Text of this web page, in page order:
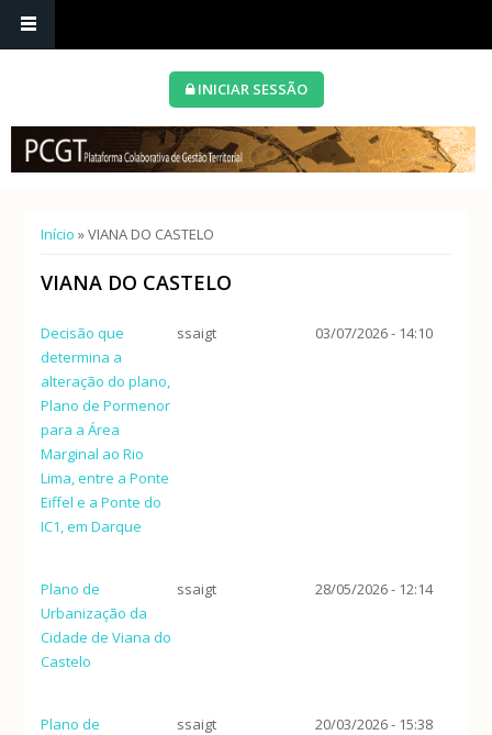
INICIAR SESSÃO
Está aqui
Início » VIANA DO CASTELO
VIANA DO CASTELO
Decisão que
determina a
alteração do plano,
Plano de Pormenor
para a Área
Marginal ao Rio
Lima, entre a Ponte
Eiffel e a Ponte do
IC1, em Darque
ssaigt 03/07/2026 - 14:10
Plano de
Urbanização da
Cidade de Viana do
Castelo
ssaigt 28/05/2026 - 12:14
Plano de
ssaigt 20/03/2026 - 15:38